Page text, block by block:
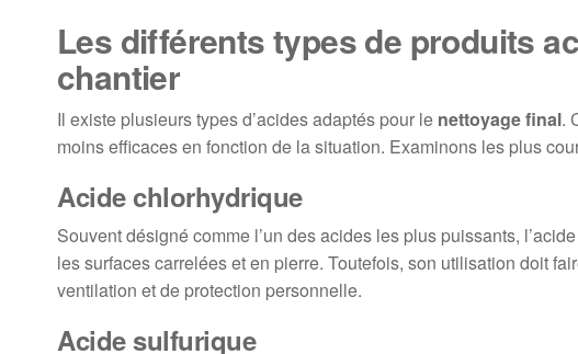
Les différents types de produits
chantier
Il existe plusieurs types d’acides adaptés pour le nettoyage final.
moins efficaces en fonction de la situation. Examinons les plus
Acide chlorhydrique
Souvent désigné comme l’un des acides les plus puissants,
les surfaces carrelées et en pierre. Toutefois, son utilisation doit
ventilation et de protection personnelle.
Acide sulfurique